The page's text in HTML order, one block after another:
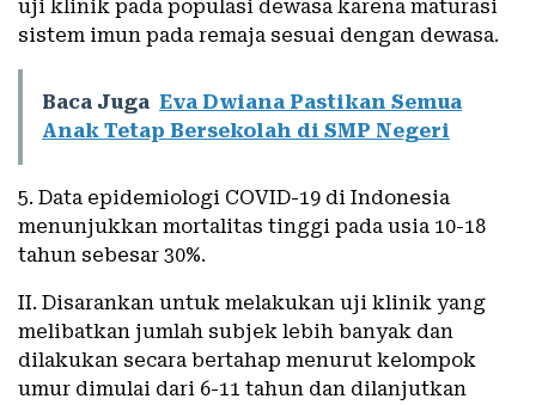
uji klinik pada populasi dewasa karena maturasi
sistem imun pada remaja sesuai dengan dewasa.
Baca Juga Eva Dwiana Pastikan Semua
Anak Tetap Bersekolah di SMP Negeri
5. Data epidemiologi COVID-19 di Indonesia
menunjukkan mortalitas tinggi pada usia 10-18
tahun sebesar 30%.
II. Disarankan untuk melakukan uji klinik yang
melibatkan jumlah subjek lebih banyak dan
dilakukan secara bertahap menurut kelompok
umur dimulai dari 6-11 tahun dan dilanjutkan